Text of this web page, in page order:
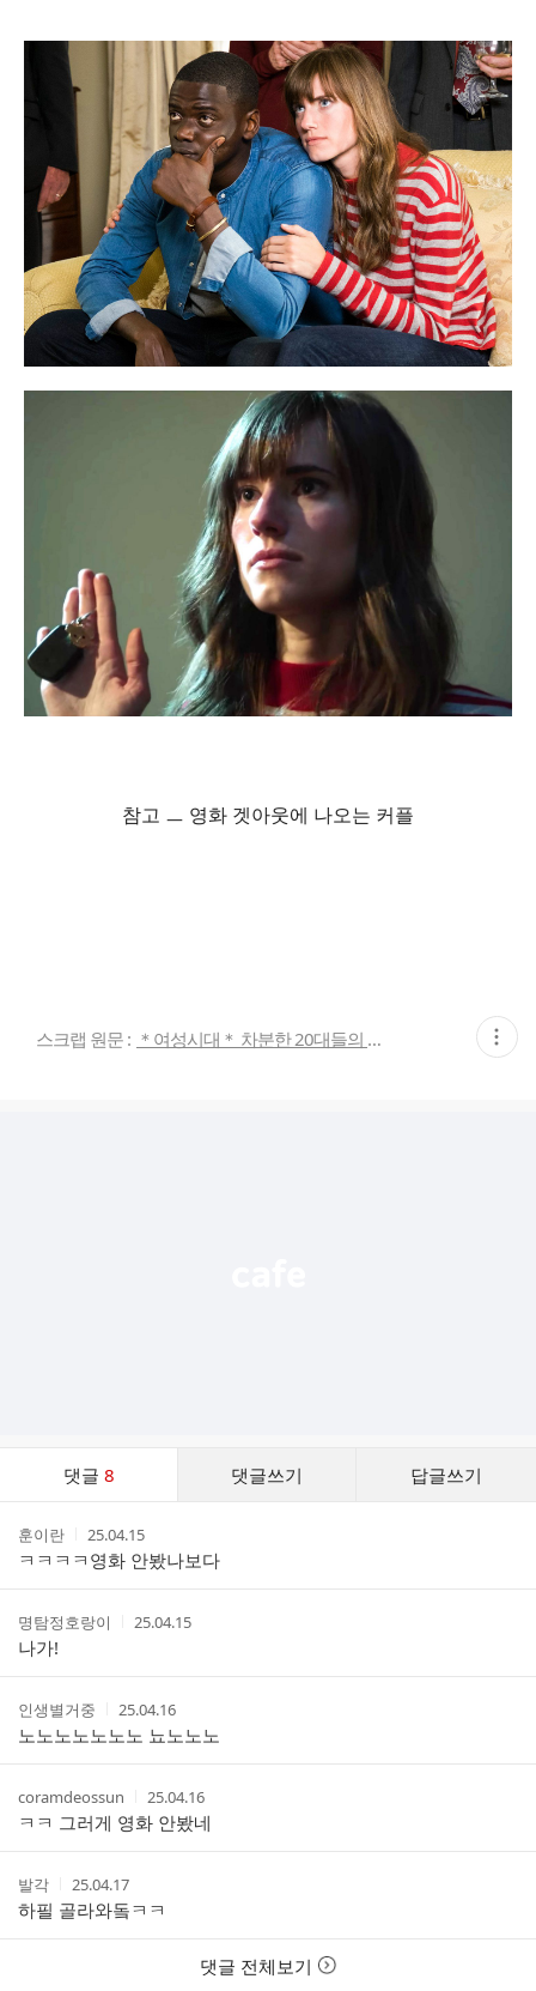
참고 ㅡ 영화 겟아웃에 나오는 커플
스크랩 원문 : ＊여성시대＊ 차분한 20대들의 알흠다운 공간 현
재
댓글 8 댓글쓰기 답글쓰기
스
작
성
자
훈이란
작
성
시
간
25.04.15
ㅋㅋㅋㅋ영화 안봤나보다
작
성
자
명탐정호랑이
작
간
25.04.15
나가!
작
성
자
인생별거중
작
성
시
간
25.04.16
노노노노노노노 뇨노노노
작
성
자
coramdeossun
작
성
시
간
25.04.16
ㅋㅋ 그러게 영화 안봤네
작
성
자
발각
작
성
시
간
25.04.17
하필 골라와돜ㅋㅋ
댓글 전체보기